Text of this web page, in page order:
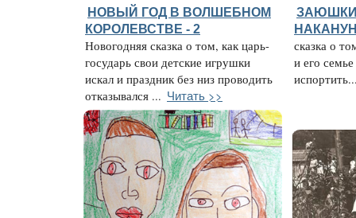
НОВЫЙ ГОД В ВОЛШЕБНОМ
КОРОЛЕВСТВЕ - 2
Новогодняя сказка о том, как царь-
государь свои детские игрушки
искал и праздник без низ проводить
отказывался ... Читать >>
сказка о
и его